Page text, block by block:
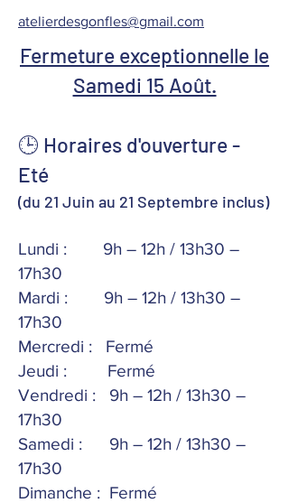
atelierdesgonfles@gmail.com
Fermeture exceptionnelle le
Samedi 15 Août.
🕒 Horaires d'ouverture -
Eté
(du 21 Juin au 21 Septembre inclus)
Lundi : 9h – 12h / 13h30 –
17h30
Mardi : 9h – 12h / 13h30 –
17h30
Mercredi : Fermé
Jeudi : Fermé
Vendredi : 9h – 12h / 13h30 –
17h30
Samedi : 9h – 12h / 13h30 –
17h30
Dimanche : Fermé